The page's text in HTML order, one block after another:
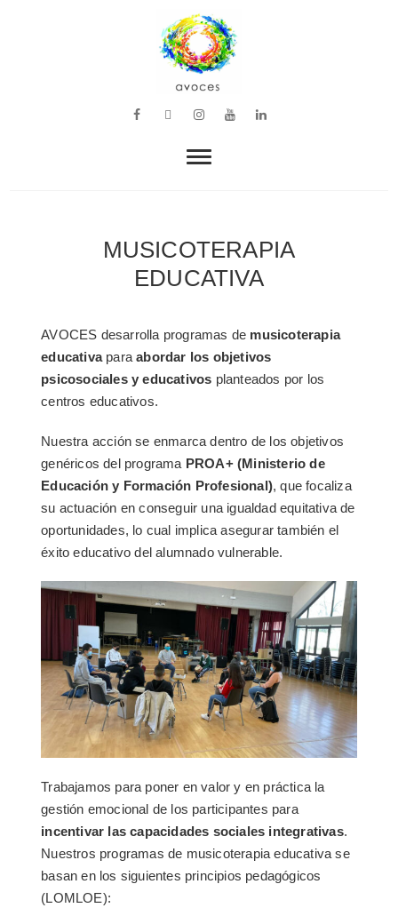
avoces
MUSICOTERAPIA
EDUCATIVA
AVOCES desarrolla programas de musicoterapia
educativa paraabordar los objetivos
psicosociales y educativos planteados por los
centros educativos.
Nuestra acción se enmarca dentro de los objetivos
genéricos del programa PROA+ (Ministerio de
Educación y Formación Profesional), que focaliza
su actuación en conseguir una igualdad equitativa de
oportunidades, lo cual implica asegurar también el
éxito educativo del alumnado vulnerable.
Trabajamos para poner en valor y en práctica la
gestión emocional de los participantes para
incentivar las capacidades sociales integrativas.
Nuestros programas de musicoterapia educativa se
basan en los siguientes principios pedagógicos
(LOMLOE):